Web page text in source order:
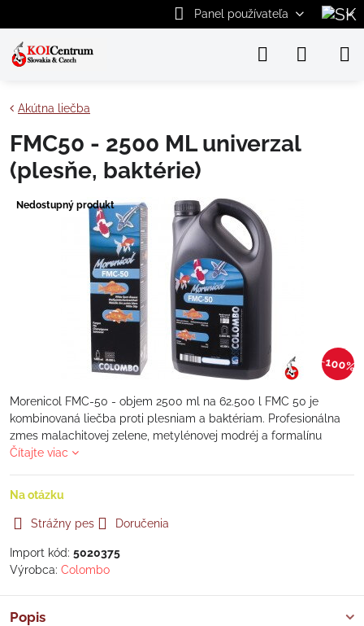
Panel používateľa
Nedostupný produkt
100%
Akútna liečba
FMC50 - 2500 ML univerzal
(plesňe, baktérie)
Morenicol FMC-50 - objem 2500 ml na 62.500 l FMC 50 je
kombinovaná liečba proti plesniam a baktériam. Profesionálna
zmes malachitovej zelene, metylénovej modréj a formalínu
Čítajte viac
Na otázku
Strážny pes Doručenia
Import kód: 5020375
Výrobca: Colombo
Popis